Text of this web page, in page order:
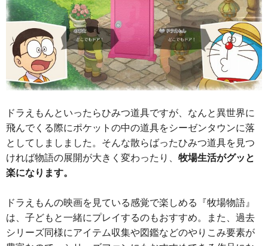
ドラえもんといったらひみつ道具ですが、なんと異世界に
飛んでくる際にポケットの中の道具をシーゼンタウンに落
としてしましました。そんな散らばったひみつ道具を見つ
ければ物語の展開が大きく変わったり、 牧場生活がグッと
楽になります。
ドラえもんの映画を見ている感覚で楽しめる『牧場物語』
は、子どもと一緒にプレイするのもおすすめ。また、過去
シリーズ同様にアイテム収集や図鑑などのやりこみ要素が